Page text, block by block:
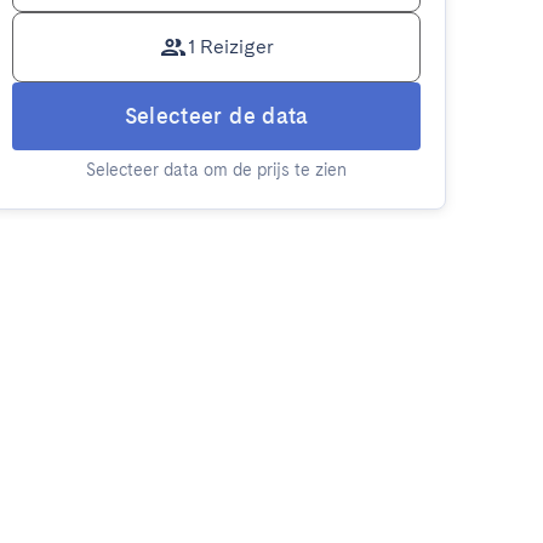
1 Reiziger
Selecteer de data
Selecteer data om de prijs te zien